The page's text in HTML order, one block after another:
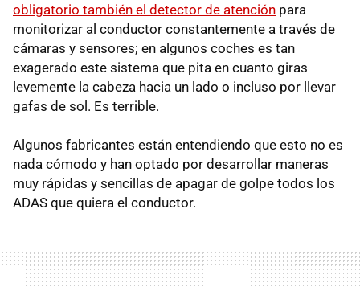
obligatorio también el detector de atención para
monitorizar al conductor constantemente a través de
cámaras y sensores; en algunos coches es tan
exagerado este sistema que pita en cuanto giras
levemente la cabeza hacia un lado o incluso por llevar
gafas de sol. Es terrible.
Algunos fabricantes están entendiendo que esto no es
nada cómodo y han optado por desarrollar maneras
muy rápidas y sencillas de apagar de golpe todos los
ADAS que quiera el conductor.